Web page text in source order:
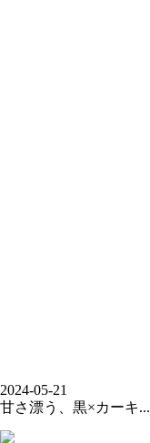
2024-05-21
甘さ漂う、黒×カーキ...